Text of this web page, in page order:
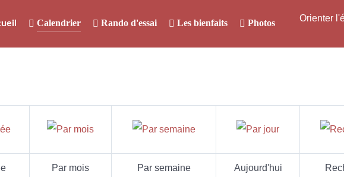
Calendrier Rando d'essai Les bienfaits Photos Orienter
Par mois Par semaine Aujourd'hui